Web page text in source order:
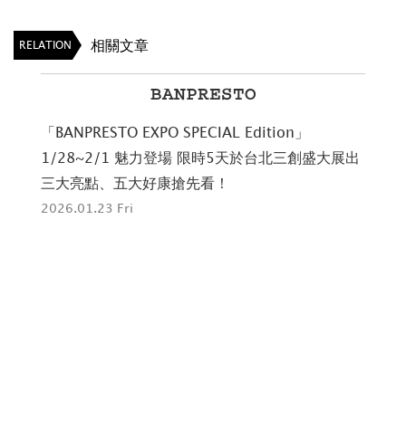
RELATION 相關文章
BANPRESTO
「BANPRESTO EXPO SPECIAL Edition」
1/28~2/1 魅力登場 限時5天於台北三創盛大展出
三大亮點、五大好康搶先看！
2026.01.23 Fri